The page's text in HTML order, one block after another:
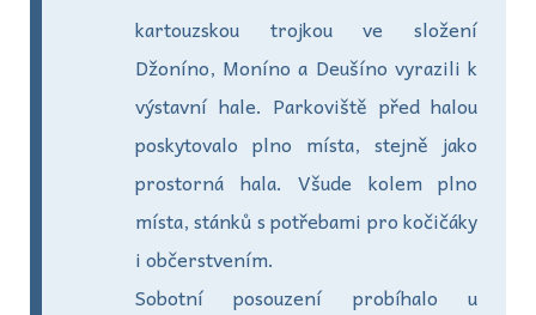
kartouzskou trojkou ve složení
Džoníno, Moníno a Deušíno vyrazili k
výstavní hale. Parkoviště před halou
poskytovalo plno místa, stejně jako
prostorná hala. Všude kolem plno
místa, stánků s potřebami pro kočičáky
i občerstvením.
Sobotní posouzení probíhalo u